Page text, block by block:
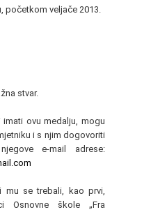
početkom veljače 2013.
stvar.
ovu medalju, mogu
i s njim dogovoriti
e-mail adrese:
mu se trebali, kao prvi,
Osnovne škole „Fra